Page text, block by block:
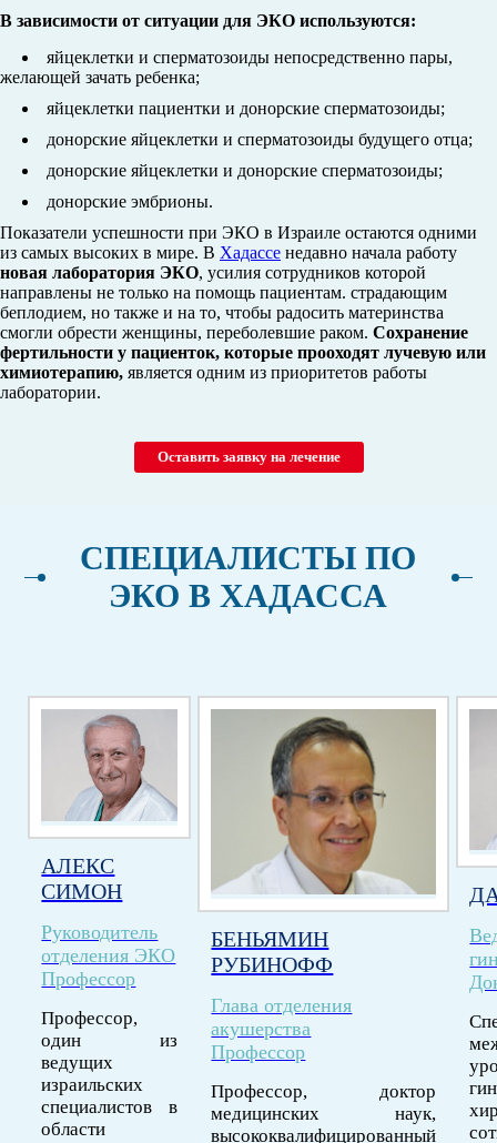
В зависимости от ситуации для ЭКО используются:
яйцеклетки и сперматозоиды непосредственно пары,
желающей зачать ребенка;
яйцеклетки пациентки и донорские сперматозоиды;
донорские яйцеклетки и сперматозоиды будущего отца;
донорские яйцеклетки и донорские сперматозоиды;
донорские эмбрионы.
Показатели успешности при ЭКО в Израиле остаются одними
из самых высоких в мире. В Хадассе недавно начала работу
новая лаборатория ЭКО, усилия сотрудников которой
направлены не только на помощь пациентам. страдающим
беплодием, но также и на то, чтобы радосить материнства
смогли обрести женщины, переболевшие раком. Сохранение
фертильности у пациенток, которые прооходят лучевую или
химиотерапию, является одним из приоритетов работы
лаборатории.
Оставить заявку на лечение
СПЕЦИАЛИСТЫ ПО
ЭКО В ХАДАССА
АЛЕКС
СИМОН
Руководитель
отделения ЭКО
Профессор
Профессор,
один из
ведущих
израильских
специалистов в
области
БЕНЬЯМИН
РУБИНОФФ
Глава отделения
акушерства
Профессор
Профессор, доктор
медицинских наук,
высококвалифицированный